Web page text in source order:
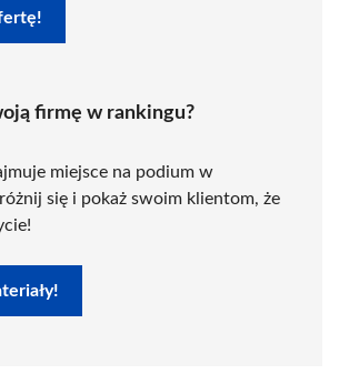
firmę w rankingu?
miejsce na podium w
się i pokaż swoim klientom, że